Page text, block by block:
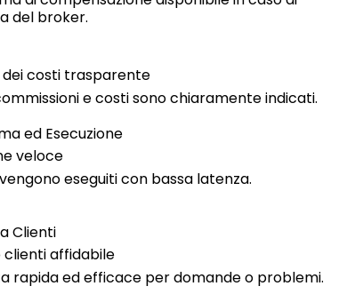
del broker.
costi trasparente
e costi sono chiaramente indicati.
ed Esecuzione
veloce
eseguiti con bassa latenza.
Clienti
clienti affidabile
rapida ed efficace per domande o problemi.